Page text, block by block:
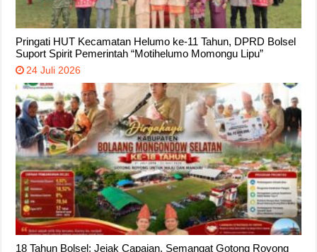
Pringati HUT Kecamatan Helumo ke-11 Tahun, DPRD Bolsel
Suport Spirit Pemerintah “Motihelumo Momongu Lipu”
24 Juli 2026
18 Tahun Bolsel: Jejak Capaian, Semangat Gotong Royong